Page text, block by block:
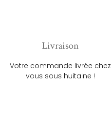
Livraison
Votre commande livrée chez
vous sous huitaine !